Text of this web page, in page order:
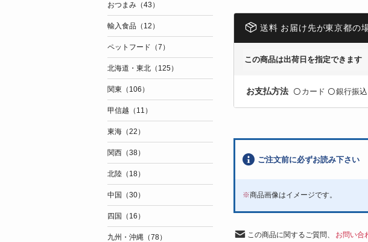
送料 お届け先が東京都の
この商品は出荷日を指定できます
お支払方法 〇 カード 〇銀行振込
ご注文前に必ずお読み下さい
※商品画像はイメージです。
この商品に関するご質問、 お問い合
おつまみ（43）
輸入食品（12）
ペットフード（7）
北海道・東北（125）
関東（106）
甲信越（11）
東海（22）
関西（38）
北陸（18）
中国（30）
四国（16）
九州・沖縄（78）